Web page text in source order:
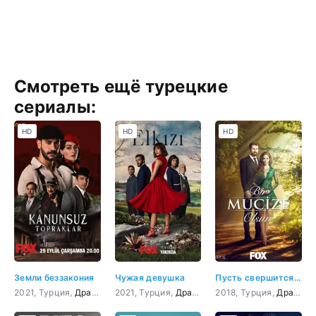
Смотреть ещё турецкие
сериалы:
Земли беззакония
2021, Турция, Драма
HD
Чужая девушка
2021, Турция, Драма
HD
Пусть свершится чудо
2018, Турция, Драма
HD